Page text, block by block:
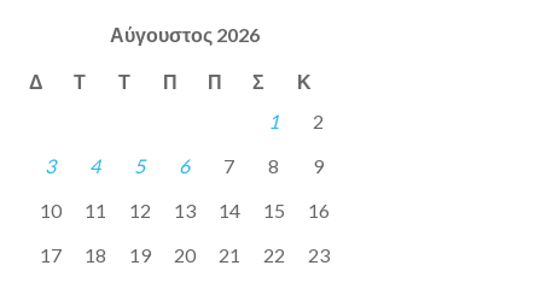
Αύγουστος 2026
Δ Τ Τ Π Π Σ Κ
1
2
3
4 5 6 7 8
9
10
11 12 13 14 15
16
17
18 19 20 21 22
23